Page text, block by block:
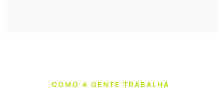
COMO A GENTE TRABALHA